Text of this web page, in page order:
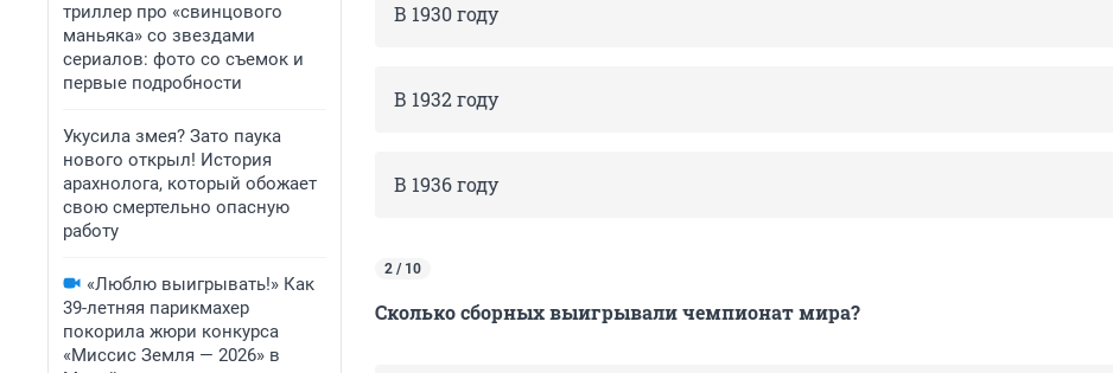
триллер про «свинцового
маньяка» со звездами
сериалов: фото со съемок и
первые подробности
Укусила змея? Зато паука
нового открыл! История
арахнолога, который обожает
свою смертельно опасную
работу
«Люблю выигрывать!» Как
39-летняя парикмахер
покорила жюри конкурса
«Миссис Земля — 2026» в
В 1930 году
В 1932 году
В 1936 году
2 / 10
Сколько сборных выигрывали чемпионат мира?